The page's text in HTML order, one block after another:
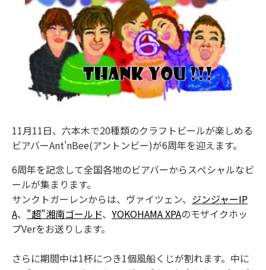
11月11日、六本木で20種類のクラフトビールが楽しめる
ビアバーAnt'nBee(アントンビー)が6周年を迎えます。
6周年を記念して全国各地のビアバーからスぺシャルなビ
ールが集まります。
サンクトガーレンからは、ヴァイツェン、 ジンジャーIP
A、 "超"湘南ゴールド、 YOKOHAMA XPAのモザイクホッ
プVerをお送りします。
さらに期間中は1杯につき1個風船くじが割れます。中に